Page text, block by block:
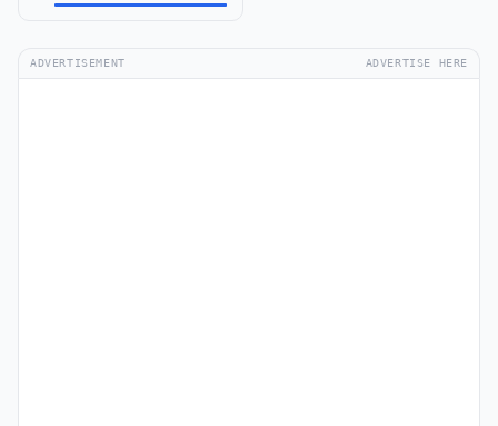
ADVERTISEMENT ADVERTISE HERE